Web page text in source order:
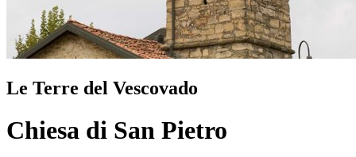
Le Terre del Vescovado
Chiesa di San Pietro